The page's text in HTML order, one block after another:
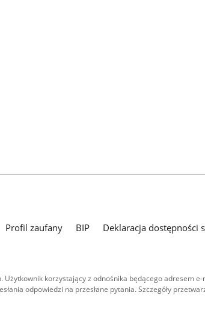
Profil zaufany BIP
Deklaracja dostępności
korzystający z odnośnika będącego adresem
odpowiedzi na przesłane pytania. Szczegóły